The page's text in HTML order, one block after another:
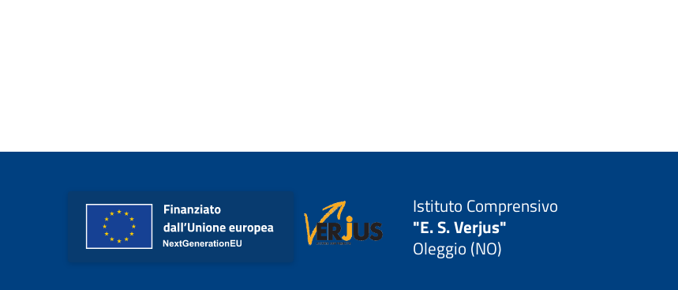
Istituto Comprensivo
"E. S. Verjus"
Oleggio (NO)